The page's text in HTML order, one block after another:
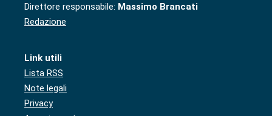
Direttore responsabile: Massimo Brancati
Redazione
Link utili
Lista RSS
Note legali
Privacy